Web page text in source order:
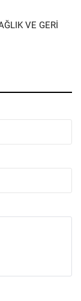
VE GERİ